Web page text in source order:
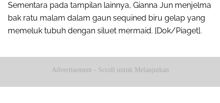
Sementara pada tampilan lainnya, Gianna Jun menjelma
bak ratu malam dalam gaun sequined biru gelap yang
memeluk tubuh dengan siluet mermaid. [Dok/Piaget].
Advertisement - Scroll untuk Melanjutkan